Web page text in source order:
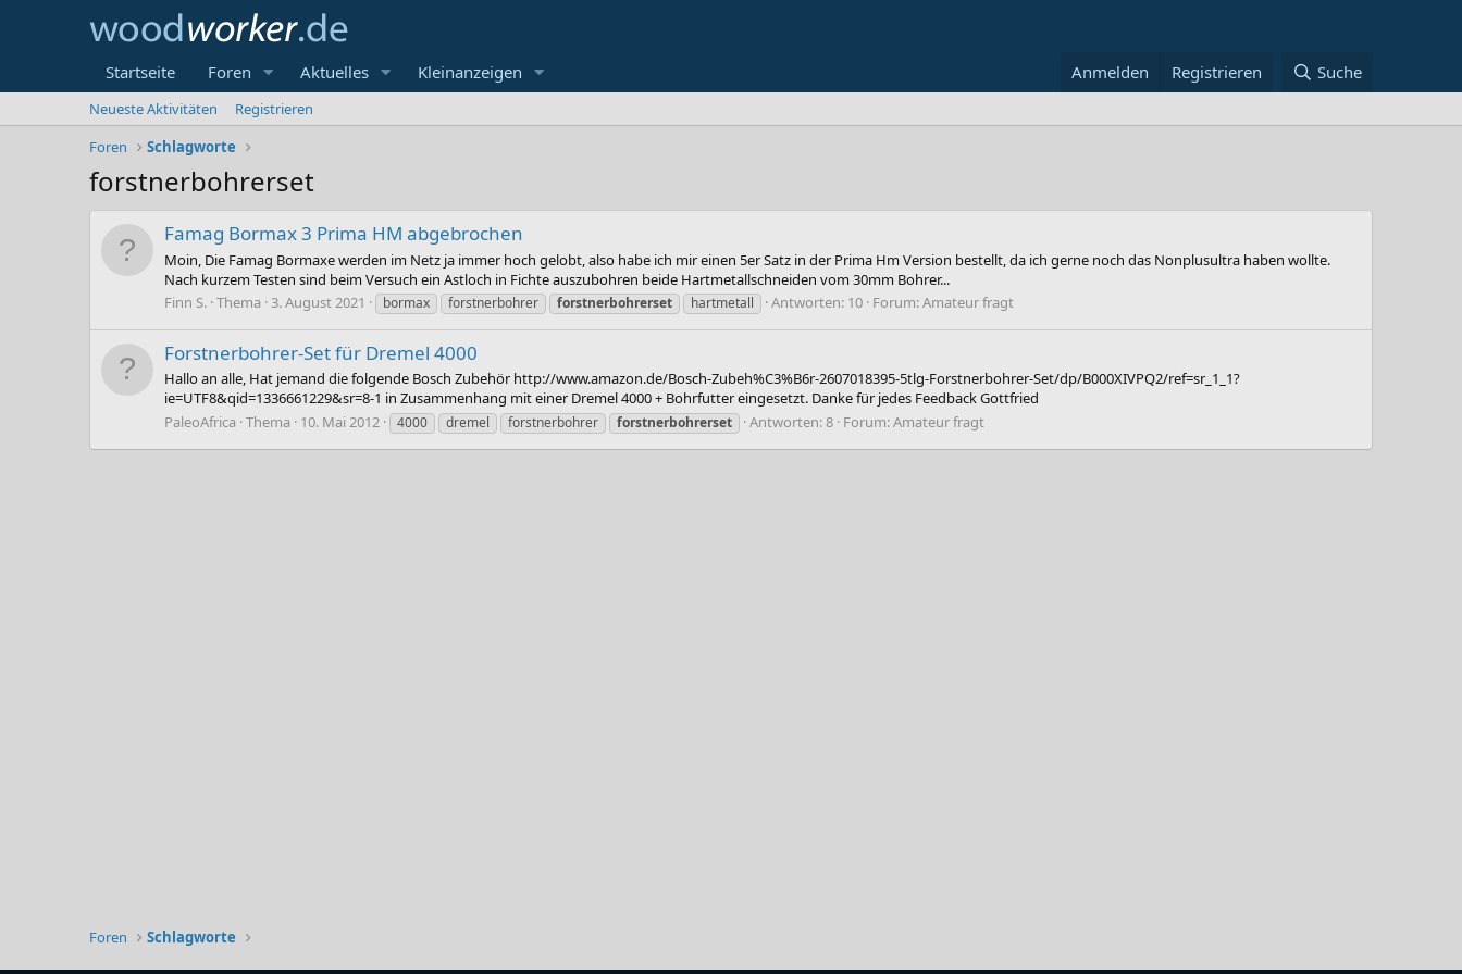
Startseite Foren Aktuelles Kleinanzeigen Anmelden Registrieren Suche
Neueste Aktivitäten
Registrieren
Foren
Schlagworte
forstnerbohrerset
Famag Bormax 3 Prima HM abgebrochen
Moin, Die Famag Bormaxe werden im Netz ja immer hoch gelobt, also habe ich mir einen 5er Satz in der Prima Hm Version bestellt, da ich gerne noch das Nonplusultra haben wollte.
Nach kurzem Testen sind beim Versuch ein Astloch in Fichte auszubohren beide Hartmetallschneiden vom 30mm Bohrer...
Finn S. Thema 3. August 2021 bormax forstnerbohrer forstnerbohrerset hartmetall Antworten: 10 Forum:Amateur fragt
Forstnerbohrer-Set für Dremel 4000
Hallo an alle, Hat jemand die folgende Bosch Zubehör http://www.amazon.de/Bosch-Zubeh%C3%B6r-2607018395-5tlg-Forstnerbohrer-Set/dp/B000XIVPQ2/ref=sr_1_1?
ie=UTF8&qid=1336661229&sr=8-1 in Zusammenhang mit einer Dremel 4000 + Bohrfutter eingesetzt. Danke für jedes Feedback Gottfried
PaleoAfrica Thema 10. Mai 2012 4000 dremel forstnerbohrer forstnerbohrerset Antworten: 8 Forum:Amateur fragt
Foren Schlagworte